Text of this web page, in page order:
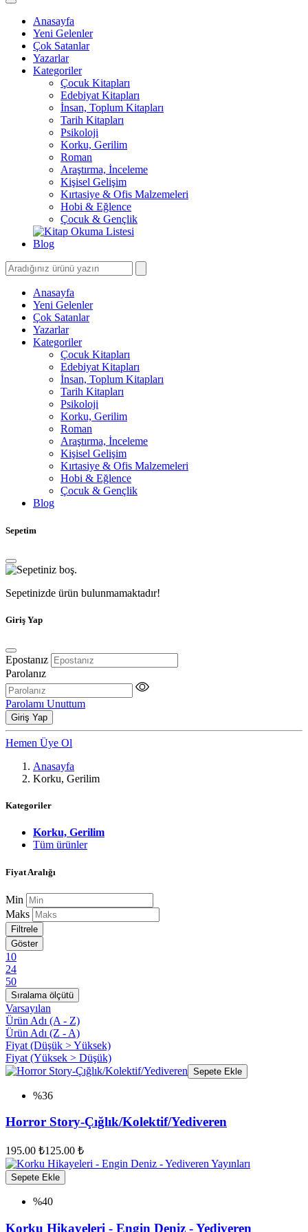
Anasayfa
Yeni Gelenler
Çok Satanlar
Yazarlar
Kategoriler
Çocuk Kitapları
Edebiyat Kitapları
İnsan, Toplum Kitapları
Tarih Kitapları
Psikoloji
Korku, Gerilim
Roman
Araştırma, İnceleme
Kişisel Gelişim
Kırtasiye & Ofis Malzemeleri
Hobi & Eğlence
Çocuk & Gençlik
Blog
Anasayfa
Yeni Gelenler
Çok Satanlar
Yazarlar
Kategoriler
Çocuk Kitapları
Edebiyat Kitapları
İnsan, Toplum Kitapları
Tarih Kitapları
Psikoloji
Korku, Gerilim
Roman
Araştırma, İnceleme
Kişisel Gelişim
Kırtasiye & Ofis Malzemeleri
Hobi & Eğlence
Çocuk & Gençlik
Blog
Sepetim
Sepetinizde ürün bulunmamaktadır!
Giriş Yap
Epostanız
Parolanız
Parolamı Unuttum
Giriş Yap
Hemen Üye Ol
Anasayfa
Korku, Gerilim
Kategoriler
Korku, Gerilim
Tüm ürünler
Fiyat Aralığı
Min
Maks
Filtrele
Göster
10
24
50
Sıralama ölçütü
Varsayılan
Ürün Adı (A - Z)
Ürün Adı (Z - A)
Fiyat (Düşük > Yüksek)
Fiyat (Yüksek > Düşük)
Sepete Ekle
%36
Horror Story-Çığlık/Kolektif/Yediveren
195.00 ₺125.00 ₺
Sepete Ekle
%40
Korku Hikayeleri - Engin Deniz - Yediveren